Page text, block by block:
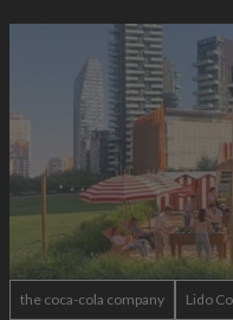
the coca-cola company Lido